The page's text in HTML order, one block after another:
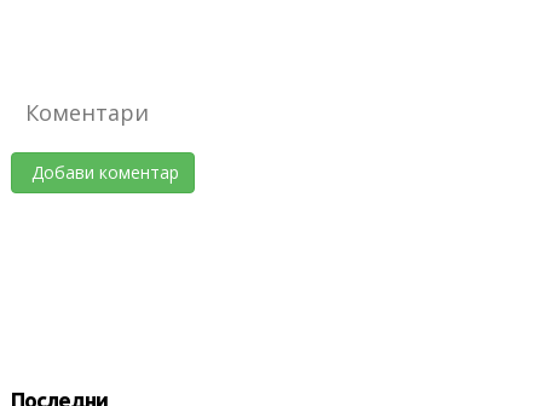
Коментари
Добави коментар
Последни